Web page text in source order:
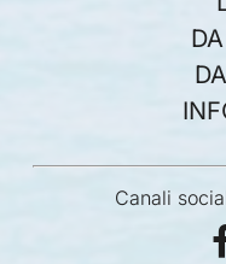
Canali